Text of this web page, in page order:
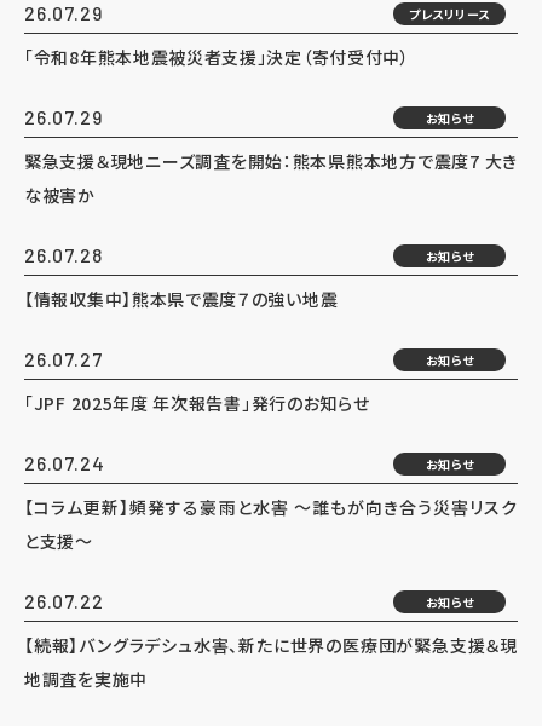
26.07.29 プレスリリース
「令和8年熊本地震被災者支援」決定（寄付受付中）
26.07.29 お知らせ
緊急支援＆現地ニーズ調査を開始：熊本県熊本地方で震度7 大き
な被害か
26.07.28 お知らせ
【情報収集中】熊本県で震度７の強い地震
26.07.27 お知らせ
「JPF 2025年度 年次報告書」発行のお知らせ
26.07.24 お知らせ
【コラム更新】頻発する豪雨と水害 ～誰もが向き合う災害リスク
と支援～
26.07.22 お知らせ
【続報】バングラデシュ水害、新たに世界の医療団が緊急支援＆現
地調査を実施中